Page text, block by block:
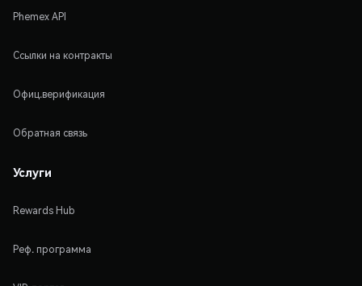
Phemex API
Ссылки на контракты
Офиц.верификация
Обратная связь
Услуги
Rewards Hub
Реф. программа